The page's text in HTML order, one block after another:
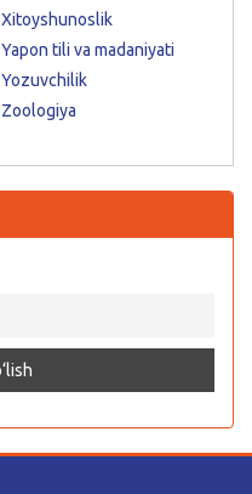
Xitoyshunoslik
Yapon tili va madaniyati
Yozuvchilik
Zoologiya